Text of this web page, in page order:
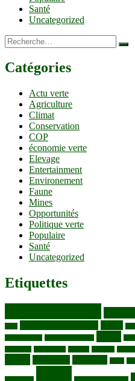
Santé
Uncategorized
Recherche…
Catégories
Actu verte
Agriculture
Climat
Conservation
COP
économie verte
Elevage
Entertainment
Environement
Faune
Mines
Opportunités
Politique verte
Populaire
Santé
Uncategorized
Etiquettes